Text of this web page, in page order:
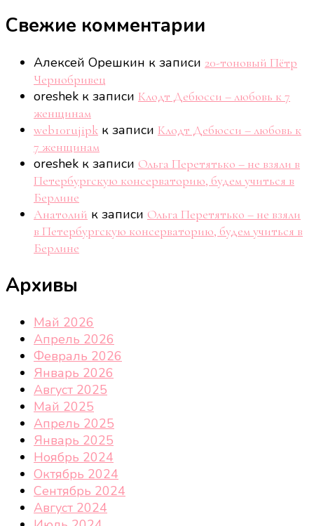
Свежие комментарии
Алексей Орешкин к записи 20-тоновый Пётр
Чернобривец
oreshek к записи Клодт Дебюсси – любовь к 7
женщинам
web10rujipk к записи Клодт Дебюсси – любовь к
7 женщинам
oreshek к записи Ольга Перетятько – не взяли в
Петербургскую консерваторию, будем учиться в
Берлине
Анатолий к записи Ольга Перетятько – не взяли
в Петербургскую консерваторию, будем учиться в
Берлине
Архивы
Май 2026
Апрель 2026
Февраль 2026
Январь 2026
Август 2025
Май 2025
Апрель 2025
Январь 2025
Ноябрь 2024
Октябрь 2024
Сентябрь 2024
Август 2024